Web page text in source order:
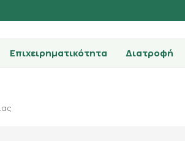
Επιχειρηματικότητα Διατροφή